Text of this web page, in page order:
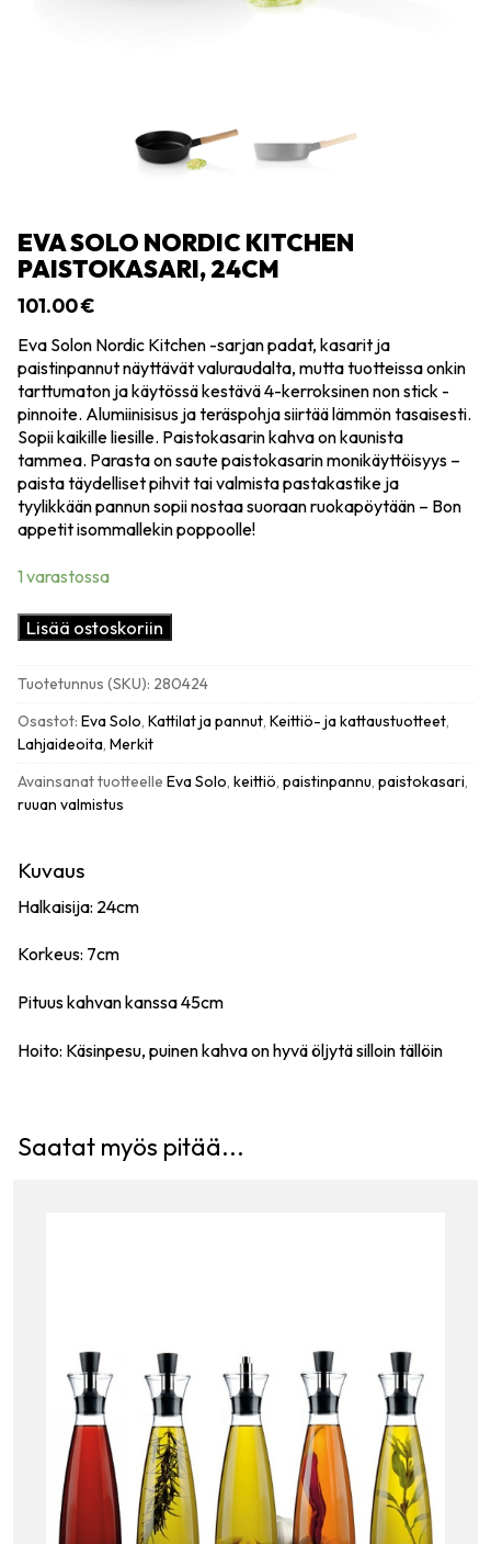
EVA SOLO NORDIC KITCHEN
PAISTOKASARI, 24CM
101.00€
Eva Solon Nordic Kitchen -sarjan padat, kasarit ja
paistinpannut näyttävät valuraudalta, mutta tuotteissa onkin
tarttumaton ja käytössä kestävä 4-kerroksinen non stick -
pinnoite. Alumiinisisus ja teräspohja siirtää lämmön tasaisesti.
Sopii kaikille liesille. Paistokasarin kahva on kaunista
tammea. Parasta on saute paistokasarin monikäyttöisyys –
paista täydelliset pihvit tai valmista pastakastike ja
tyylikkään pannun sopii nostaa suoraan ruokapöytään – Bon
appetit isommallekin poppoolle!
1 varastossa
Eva
Solo
kitchen
paistokasari,
24cm
Lisää ostoskoriin
Tuotetunnus (SKU): 280424
Osastot: Eva Solo, Kattilat ja pannut, Keittiö- ja kattaustuotteet,
Lahjaideoita, Merkit
Avainsanat tuotteelle Eva Solo, keittiö, paistinpannu, paistokasari,
ruuan valmistus
Kuvaus
Halkaisija: 24cm
Korkeus: 7cm
Pituus kahvan kanssa 45cm
Hoito: Käsinpesu, puinen kahva on hyvä öljytä silloin tällöin
Saatat myös pitää...